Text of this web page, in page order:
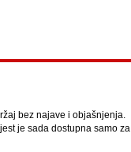
bez najave i objašnjenja.
je sada dostupna samo za